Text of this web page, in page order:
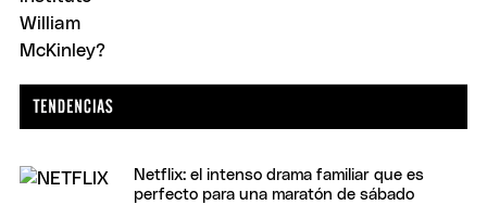
Netflix: el intenso drama familiar que es
perfecto para una maratón de sábado